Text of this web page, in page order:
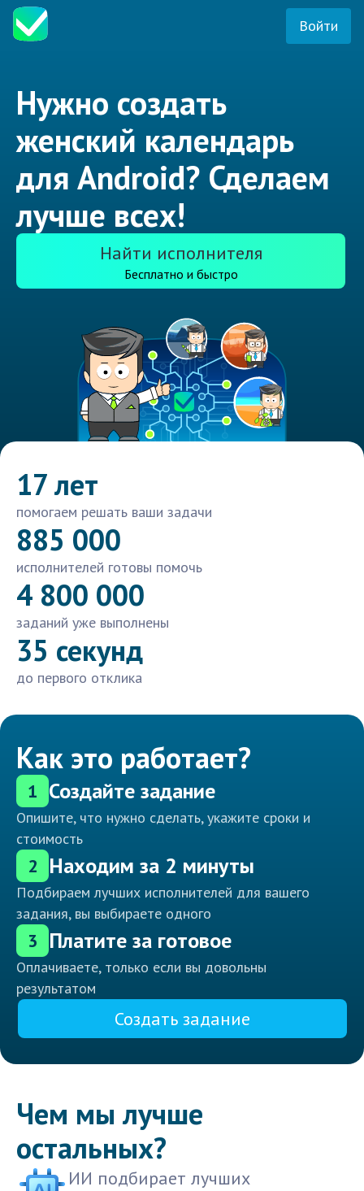
Войти
Нужно создать
женский календарь
для Android? Сделаем
лучше всех!
Найти исполнителя
Бесплатно и быстро
17 лет
помогаем решать ваши задачи
885 000
исполнителей готовы помочь
4 800 000
заданий уже выполнены
35 секунд
до первого отклика
Как это работает?
1 Создайте задание
Опишите, что нужно сделать, укажите сроки и
стоимость
2 Находим за 2 минуты
Подбираем лучших исполнителей для вашего
задания, вы выбираете одного
3 Платите за готовое
Оплачиваете, только если вы довольны
результатом
Создать задание
Чем мы лучше
остальных?
ИИ подбирает лучших